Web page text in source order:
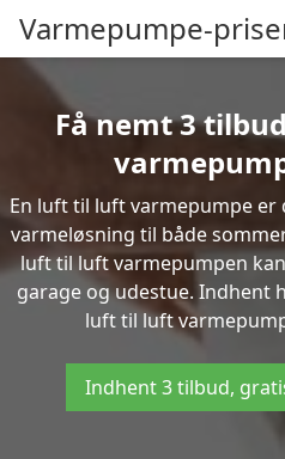
Varmepumpe-
Få nemt 3
En luft til luft varmepumpe er
varmeløsning til både
luft til luft varmepumpen
garage og udestue. Indhent
luft til luft
Indhent 3 tilbud,